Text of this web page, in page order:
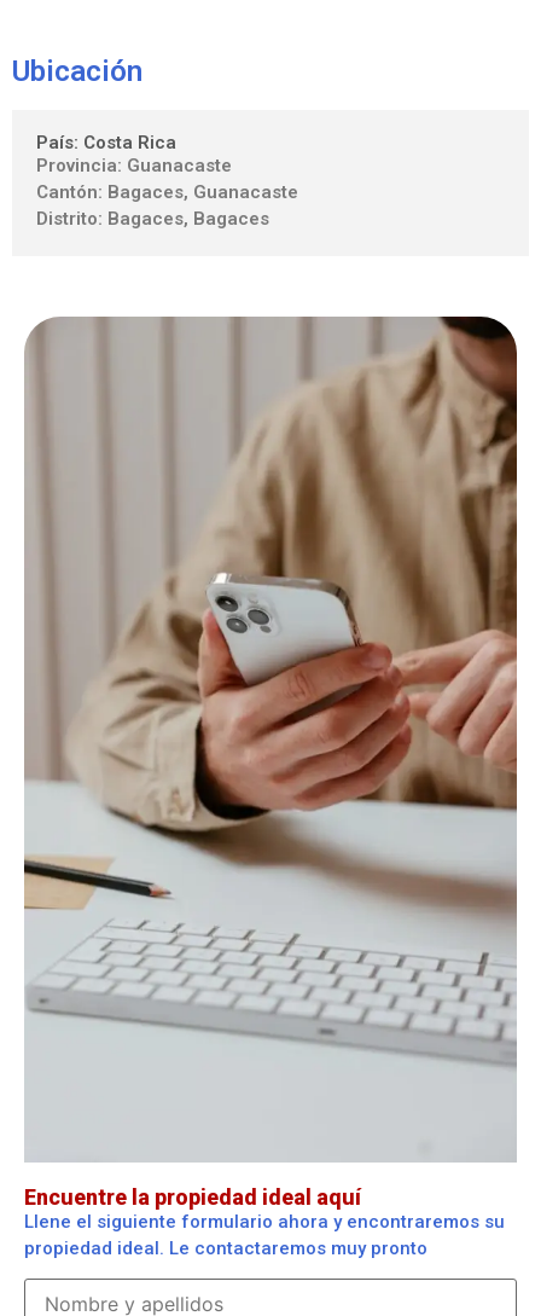
Ubicación
País: Costa Rica
Provincia: Guanacaste
Cantón: Bagaces, Guanacaste
Distrito: Bagaces, Bagaces
Encuentre la propiedad ideal aquí
Llene el siguiente formulario ahora y encontraremos su
propiedad ideal. Le contactaremos muy pronto